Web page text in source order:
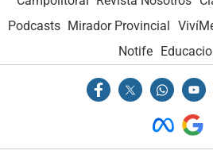
Podcasts Mirador Provincial
Notife